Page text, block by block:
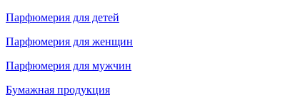
Парфюмерия для детей
Парфюмерия для женщин
Парфюмерия для мужчин
Бумажная продукция